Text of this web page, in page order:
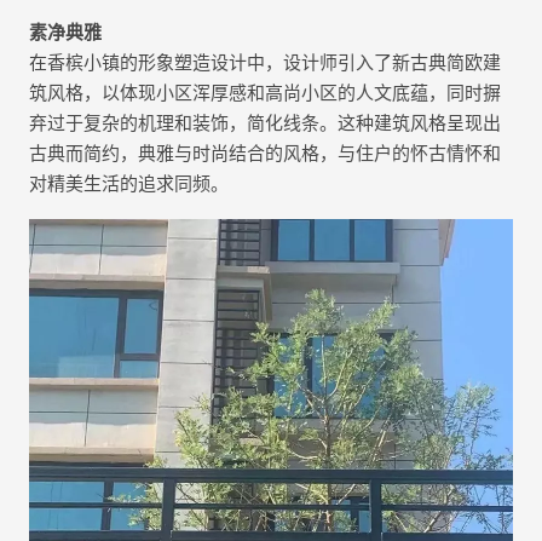
素净典雅
在香槟小镇的形象塑造设计中，设计师引入了新古典简欧建
筑风格，以体现小区浑厚感和高尚小区的人文底蕴，同时摒
弃过于复杂的机理和装饰，简化线条。这种建筑风格呈现出
古典而简约，典雅与时尚结合的风格，与住户的怀古情怀和
对精美生活的追求同频。